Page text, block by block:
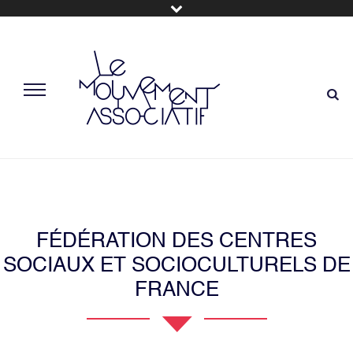
FÉDÉRATION DES CENTRES
SOCIAUX ET SOCIOCULTURELS DE
FRANCE